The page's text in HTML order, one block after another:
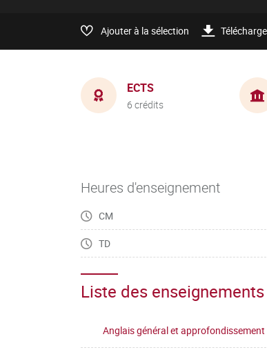
Ajouter à la sélection
ECTS
6 crédits
Heures d'enseignement
CM
TD
Liste des enseignements
Anglais général et approfondissement